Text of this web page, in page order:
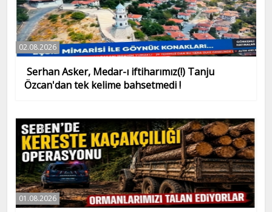
02.08.2026
Serhan Asker, Medar-ı iftiharımız(!) Tanju
Özcan'dan tek kelime bahsetmedi !
01.08.2026